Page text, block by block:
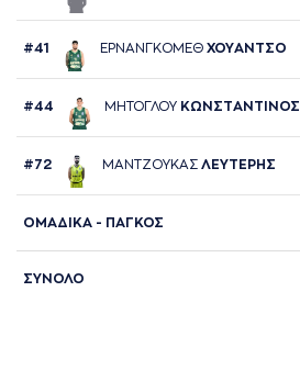
#41 ΕΡΝAΝΓΚΟΜΕΘ ΧΟΥAΝΤΣΟ
#44 ΜΗΤΟΓΛΟΥ ΚΩΝΣΤAΝΤΙΝΟΣ
#72 ΜAΝΤΖΟΥΚAΣ ΛΕΥΤΕΡΗΣ
ΟΜΑΔΙΚΑ - ΠΑΓΚΟΣ
ΣΥΝΟΛΟ